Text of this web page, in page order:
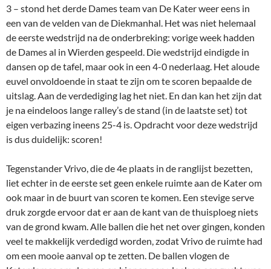
3 – stond het derde Dames team van De Kater weer eens in
een van de velden van de Diekmanhal. Het was niet helemaal
de eerste wedstrijd na de onderbreking: vorige week hadden
de Dames al in Wierden gespeeld. Die wedstrijd eindigde in
dansen op de tafel, maar ook in een 4-0 nederlaag. Het aloude
euvel onvoldoende in staat te zijn om te scoren bepaalde de
uitslag. Aan de verdediging lag het niet. En dan kan het zijn dat
je na eindeloos lange ralley’s de stand (in de laatste set) tot
eigen verbazing ineens 25-4 is. Opdracht voor deze wedstrijd
is dus duidelijk: scoren!
Tegenstander Vrivo, die de 4e plaats in de ranglijst bezetten,
liet echter in de eerste set geen enkele ruimte aan de Kater om
ook maar in de buurt van scoren te komen. Een stevige serve
druk zorgde ervoor dat er aan de kant van de thuisploeg niets
van de grond kwam. Alle ballen die het net over gingen, konden
veel te makkelijk verdedigd worden, zodat Vrivo de ruimte had
om een mooie aanval op te zetten. De ballen vlogen de